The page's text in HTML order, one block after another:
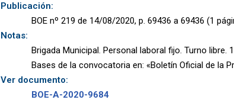
Publicación:
BOE nº 219 de 14/08/2020, p. 69436 a 69436 (1
Notas:
Brigada Municipal. Personal laboral fijo. Turno libre.
Bases de la convocatoria en: «Boletín Oficial de la
Ver documento:
BOE-A-2020-9684